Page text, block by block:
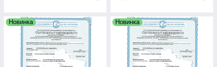
Новинка Новинка